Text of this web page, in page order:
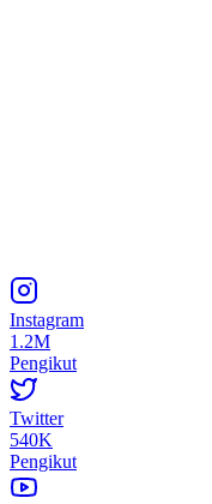
Instagram
1.2M
Pengikut
Twitter
540K
Pengikut